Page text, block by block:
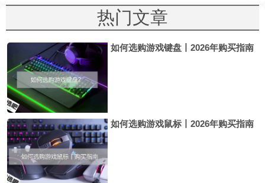
热门文章
如何选购游戏键盘丨2026年购买指南
如何选购游戏鼠标丨2026年购买指南